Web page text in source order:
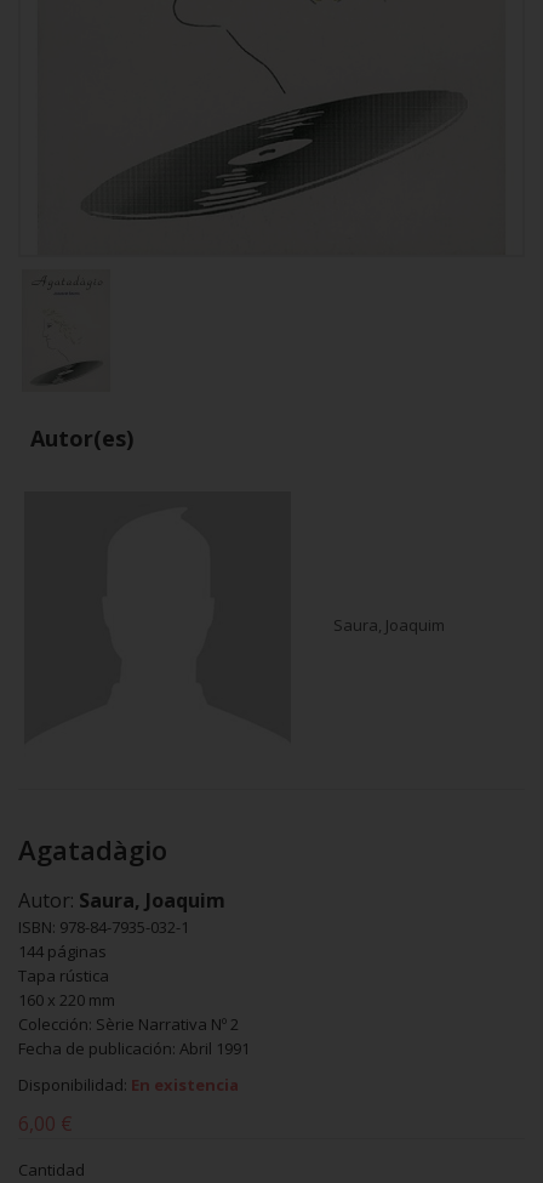
Autor(es)
Saura, Joaquim
Agatadàgio
Autor: Saura, Joaquim
ISBN: 978-84-7935-032-1
144 páginas
Tapa rústica
160 x 220 mm
Colección: Sèrie Narrativa Nº 2
Fecha de publicación: Abril 1991
Disponibilidad: En existencia
6,00 €
Cantidad